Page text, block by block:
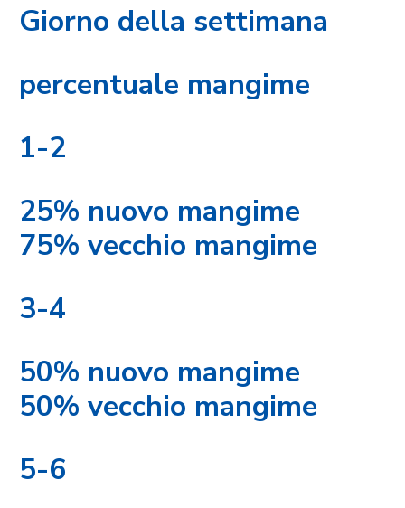
Giorno della settimana
percentuale mangime
1-2
25% nuovo mangime
75% vecchio mangime
3-4
50% nuovo mangime
50% vecchio mangime
5-6